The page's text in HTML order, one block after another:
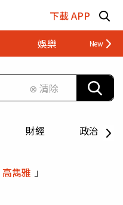
下載 APP
娛樂 財經
⊗ 清除
財經 政治
高雋雅 」